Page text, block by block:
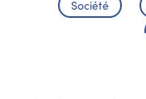
Société
LACQ ET